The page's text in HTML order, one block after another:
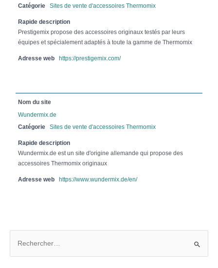
Catégorie
Sites de vente d'accessoires Thermomix
Rapide description
Prestigemix propose des accessoires originaux testés par leurs
équipes et spécialement adaptés à toute la gamme de Thermomix
Adresse web https://prestigemix.com/
Nom du site
Wundermix.de
Catégorie
Sites de vente d'accessoires Thermomix
Rapide description
Wundermix.de est un site d'origine allemande qui propose des
accessoires Thermomix originaux
Adresse web https://www.wundermix.de/en/